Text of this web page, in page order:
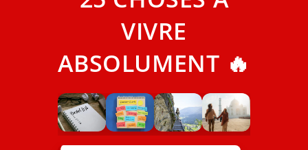
VIVRE
ABSOLUMENT 🔥